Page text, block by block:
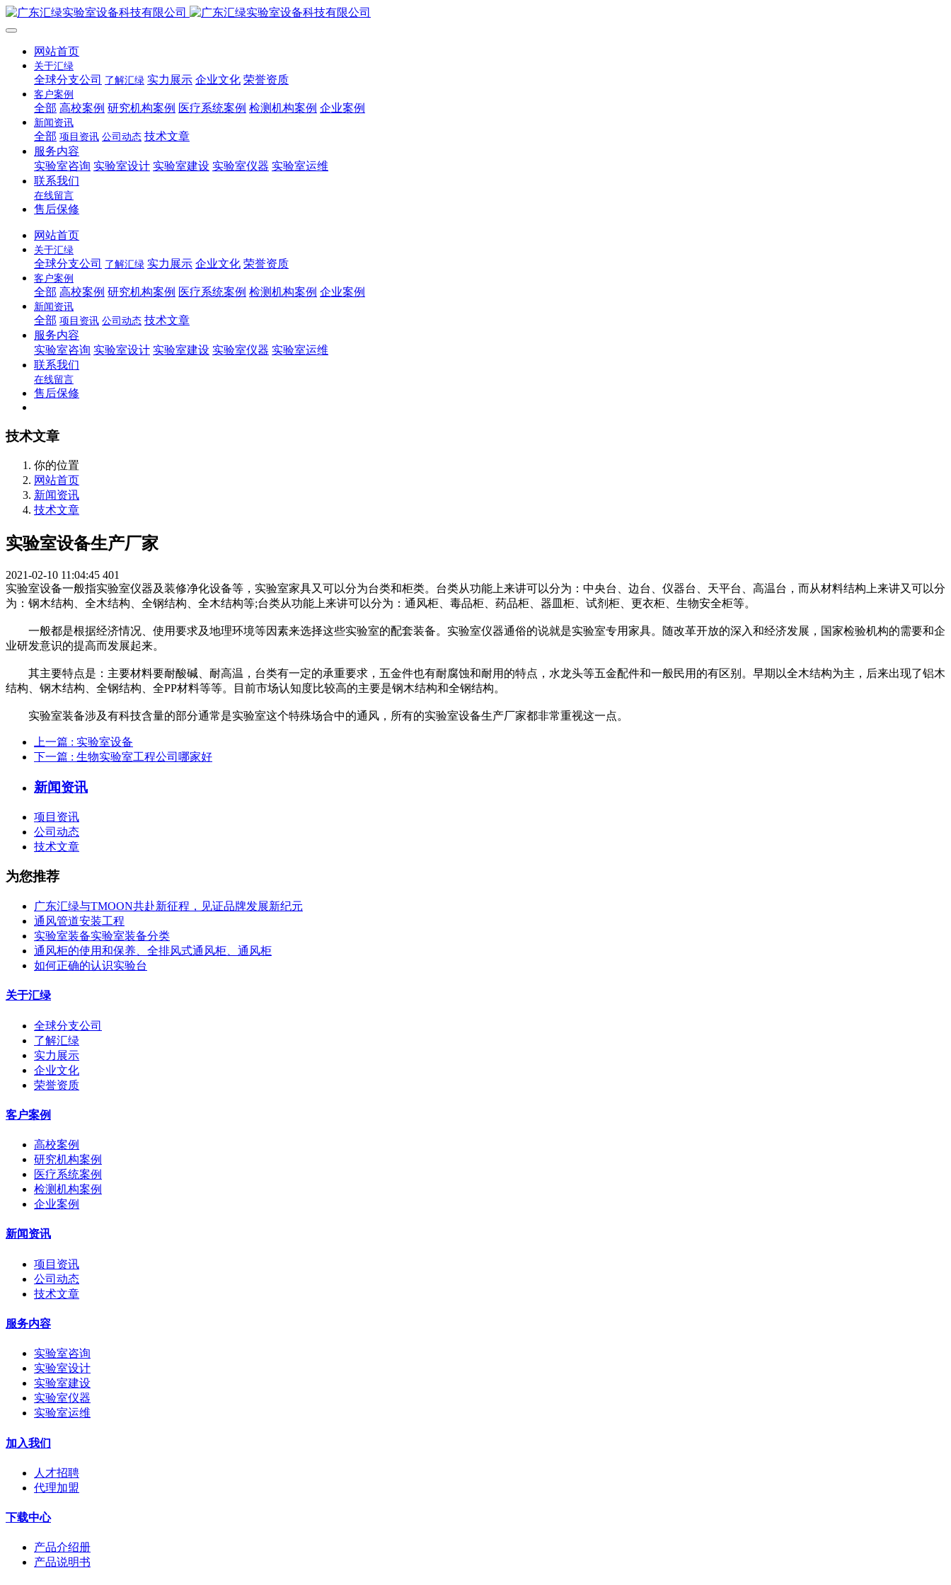
网站首页
关于汇绿
全球分支公司 了解汇绿 实力展示 企业文化 荣誉资质
客户案例
全部 高校案例 研究机构案例 医疗系统案例 检测机构案例 企业案例
新闻资讯
全部 项目资讯 公司动态 技术文章
服务内容
实验室咨询 实验室设计 实验室建设 实验室仪器 实验室运维
联系我们
在线留言
售后保修
网站首页
关于汇绿
全球分支公司 了解汇绿 实力展示 企业文化 荣誉资质
客户案例
全部 高校案例 研究机构案例 医疗系统案例 检测机构案例 企业案例
新闻资讯
全部 项目资讯 公司动态 技术文章
服务内容
实验室咨询 实验室设计 实验室建设 实验室仪器 实验室运维
联系我们
在线留言
售后保修
技术文章
你的位置
网站首页
新闻资讯
技术文章
实验室设备生产厂家
2021-02-10 11:04:45 401
实验室设备一般指实验室仪器及装修净化设备等，实验室家具又可以分为台类和柜类。台类从功能上来讲可以分为：中央台、边台、仪器台、天平台、高温台，而从材料结构上来讲又可以分
为：钢木结构、全木结构、全钢结构、全木结构等;台类从功能上来讲可以分为：通风柜、毒品柜、药品柜、器皿柜、试剂柜、更衣柜、生物安全柜等。
一般都是根据经济情况、使用要求及地理环境等因素来选择这些实验室的配套装备。实验室仪器通俗的说就是实验室专用家具。随改革开放的深入和经济发展，国家检验机构的需要和企
业研发意识的提高而发展起来。
其主要特点是：主要材料要耐酸碱、耐高温，台类有一定的承重要求，五金件也有耐腐蚀和耐用的特点，水龙头等五金配件和一般民用的有区别。早期以全木结构为主，后来出现了铝木
结构、钢木结构、全钢结构、全PP材料等等。目前市场认知度比较高的主要是钢木结构和全钢结构。
实验室装备涉及有科技含量的部分通常是实验室这个特殊场合中的通风，所有的实验室设备生产厂家都非常重视这一点。
上一篇 : 实验室设备
下一篇 : 生物实验室工程公司哪家好
新闻资讯
项目资讯
公司动态
技术文章
为您推荐
广东汇绿与TMOON共赴新征程，见证品牌发展新纪元
通风管道安装工程
实验室装备实验室装备分类
通风柜的使用和保养、全排风式通风柜、通风柜
如何正确的认识实验台
关于汇绿
全球分支公司
了解汇绿
实力展示
企业文化
荣誉资质
客户案例
高校案例
研究机构案例
医疗系统案例
检测机构案例
企业案例
新闻资讯
项目资讯
公司动态
技术文章
服务内容
实验室咨询
实验室设计
实验室建设
实验室仪器
实验室运维
加入我们
人才招聘
代理加盟
下载中心
产品介绍册
产品说明书